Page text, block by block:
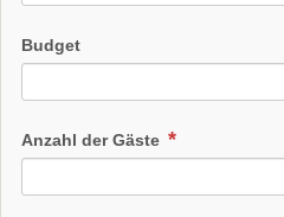
Budget
Anzahl der Gäste